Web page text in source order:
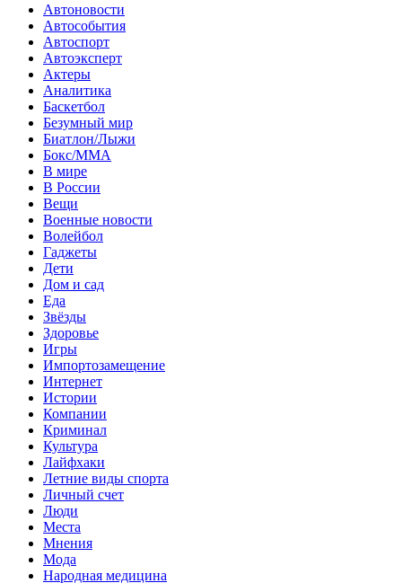
Автоновости
Автособытия
Автоспорт
Автоэксперт
Актеры
Аналитика
Баскетбол
Безумный мир
Биатлон/Лыжи
Бокс/MMA
В мире
В России
Вещи
Военные новости
Волейбол
Гаджеты
Дети
Дом и сад
Еда
Звёзды
Здоровье
Игры
Импортозамещение
Интернет
Истории
Компании
Криминал
Культура
Лайфхаки
Летние виды спорта
Личный счет
Люди
Места
Мнения
Мода
Народная медицина